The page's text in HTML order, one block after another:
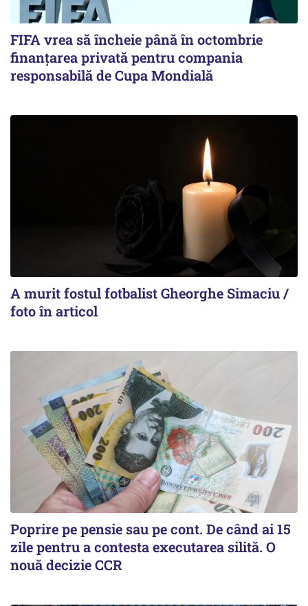
FIFA vrea să încheie până în octombrie
finanțarea privată pentru compania
responsabilă de Cupa Mondială
A murit fostul fotbalist Gheorghe Simaciu /
foto în articol
Poprire pe pensie sau pe cont. De când ai 15
zile pentru a contesta executarea silită. O
nouă decizie CCR